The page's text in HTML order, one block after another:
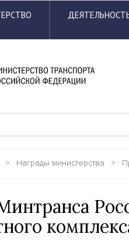
> Награды министерства >